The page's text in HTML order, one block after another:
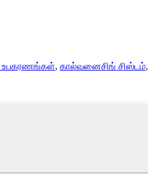
உபகரணங்கள், கால்வனைசிங் சிஸ்டம்,